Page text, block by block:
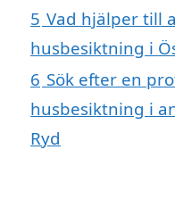
5 Vad hjälper till
husbesiktning i
6 Sök efter en
husbesiktning i
Ryd